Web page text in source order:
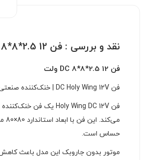
نقد و بررسی : فن DC 8*8*2.5 12 ولت
فن DC 8*8*2.5 12 ولت
فن DC Holy Wing 12V | خنک‌کننده صنعتی با عملکرد بالا
حساس است.